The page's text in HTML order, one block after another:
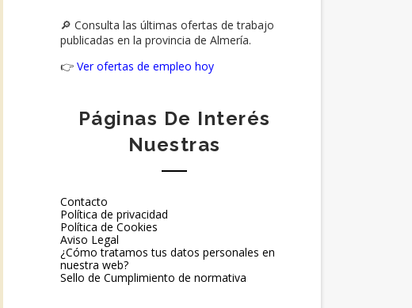
🔎 Consulta las últimas ofertas de trabajo
publicadas en la provincia de Almería.
👉 Ver ofertas de empleo hoy
Páginas De Interés
Nuestras
Contacto
Política de privacidad
Política de Cookies
Aviso Legal
¿Cómo tratamos tus datos personales en
nuestra web?
Sello de Cumplimiento de normativa